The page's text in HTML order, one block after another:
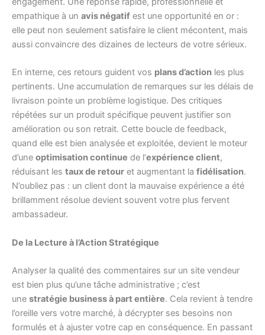
empathique à un avis négatif est une opportunité en or :
elle peut non seulement satisfaire le client mécontent, mais
aussi convaincre des dizaines de lecteurs de votre sérieux.
En interne, ces retours guident vos plans d’action les plus
pertinents. Une accumulation de remarques sur les délais de
livraison pointe un problème logistique. Des critiques
répétées sur un produit spécifique peuvent justifier son
amélioration ou son retrait. Cette boucle de feedback,
quand elle est bien analysée et exploitée, devient le moteur
d’une optimisation continue de l’expérience client,
réduisant les taux de retour et augmentant la fidélisation.
N’oubliez pas : un client dont la mauvaise expérience a été
brillamment résolue devient souvent votre plus fervent
ambassadeur.
De la Lecture à l’Action Stratégique
Analyser la qualité des commentaires sur un site vendeur
est bien plus qu’une tâche administrative ; c’est
une stratégie business à part entière. Cela revient à tendre
l’oreille vers votre marché, à décrypter ses besoins non
formulés et à ajuster votre cap en conséquence. En passant